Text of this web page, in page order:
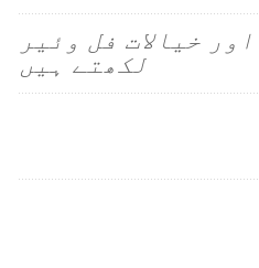
خیالات فل وئیر
لکھتے ہیں